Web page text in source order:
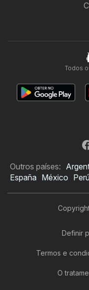
Todos
Outros países:
España México Perú
Definir
Termos e
O